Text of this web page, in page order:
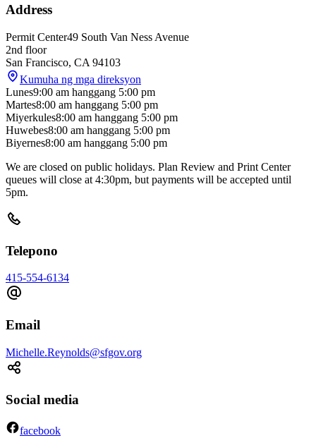
Address
Permit Center49 South Van Ness Avenue
2nd floor
San Francisco, CA 94103
Kumuha ng mga direksyon
Lunes9:00 am hanggang 5:00 pm
Martes8:00 am hanggang 5:00 pm
Miyerkules8:00 am hanggang 5:00 pm
Huwebes8:00 am hanggang 5:00 pm
Biyernes8:00 am hanggang 5:00 pm
We are closed on public holidays. Plan Review and Print Center
queues will close at 4:30pm, but payments will be accepted until
5pm.
Telepono
415-554-6134
Email
Michelle.Reynolds@sfgov.org
Social media
facebook